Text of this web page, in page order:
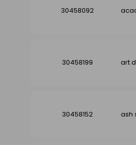
30458092
30458199 art
30458152 ash